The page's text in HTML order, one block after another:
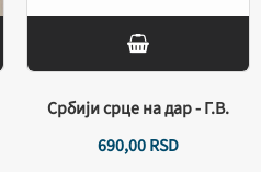
Србији срце на дар - Г.В.
690,00RSD